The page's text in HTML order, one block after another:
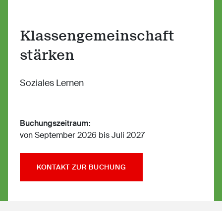
Klassengemeinschaft
stärken
Soziales Lernen
Buchungszeitraum:
von September 2026 bis Juli 2027
KONTAKT ZUR BUCHUNG